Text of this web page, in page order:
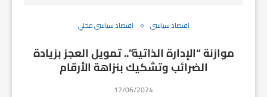
اقتصاد سياسي اقتصاد سياسي محلي
موازنة “الإدارة الذاتية”.. تمويل العجز بزيادة
الضرائب وتشكيك بنزاهة الأرقام
17/06/2024